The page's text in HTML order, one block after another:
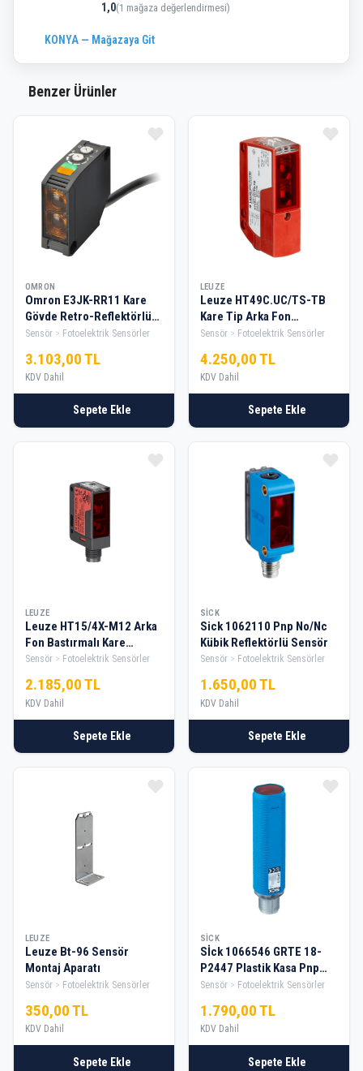
1,0(1 mağaza değerlendirmesi)
KONYA — Mağazaya Git
Benzer Ürünler
OMRON
Omron E3JK-RR11 Kare
Gövde Retro-Reflektörlü
Fotoelektrik Sensör
Sensör Fotoelektrik Sensörler
3.103,00 TL
KDV Dahil
Sepete Ekle
LEUZE
Leuze HT49C.UC/TS-TB
Kare Tip Arka Fon
Bastırmalı, Cisimden
Sensör Fotoelektrik Sensörler
4.250,00 TL
KDV Dahil
Sepete Ekle
LEUZE
Leuze HT15/4X-M12 Arka
Fon Bastırmalı Kare
Soketli Pnp No Fotosel
Sensör Fotoelektrik Sensörler
2.185,00 TL
KDV Dahil
Sepete Ekle
SICK
Sick 1062110 Pnp No/Nc
Kübik Reflektörlü Sensör
Sensör Fotoelektrik Sensörler
1.650,00 TL
KDV Dahil
Sepete Ekle
LEUZE
Leuze Bt-96 Sensör
Montaj Aparatı
Sensör Fotoelektrik Sensörler
350,00 TL
KDV Dahil
Sepete Ekle
SICK
Sİck 1066546 GRTE 18-
P2447 Plastik Kasa Pnp
No/Nc Sensör
Sensör Fotoelektrik Sensörler
1.790,00 TL
KDV Dahil
Sepete Ekle